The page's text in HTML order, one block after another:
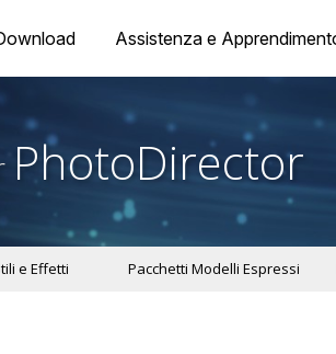
Assistenza e
PhotoDirector
e Effetti Pacchetti Modelli Espressi